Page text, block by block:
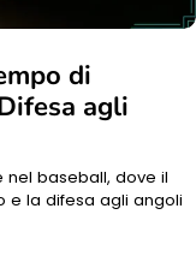
di
agli
nel baseball, dove il
e la difesa agli angoli